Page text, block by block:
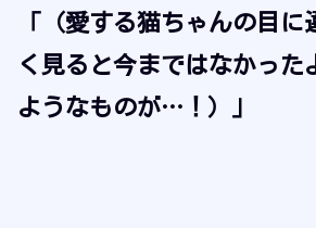
「（愛する猫ちゃんの目
く見ると今まではなかった
ようなものが…！）」